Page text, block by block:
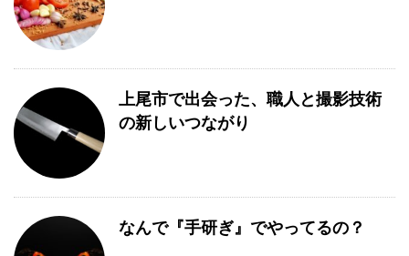
上尾市で出会った、職人と撮影技術
の新しいつながり
なんで『手研ぎ』でやってるの？